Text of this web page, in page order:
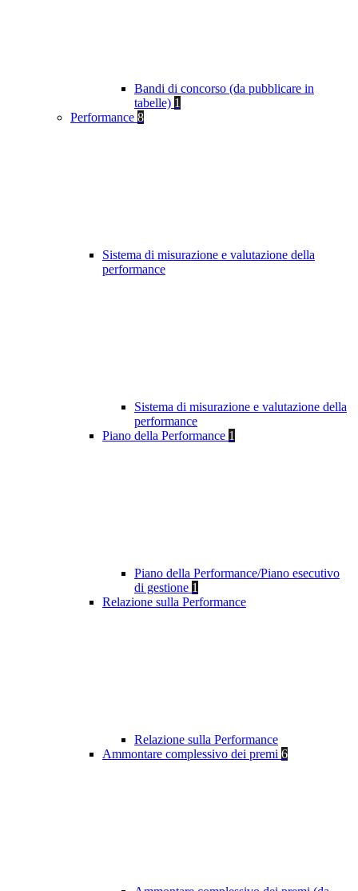
Bandi di concorso (da pubblicare in
tabelle) 1
Performance 8
Sistema di misurazione e valutazione della
performance
Sistema di misurazione e valutazione della
performance
Piano della Performance 1
Piano della Performance/Piano esecutivo
di gestione 1
Relazione sulla Performance
Relazione sulla Performance
Ammontare complessivo dei premi 6